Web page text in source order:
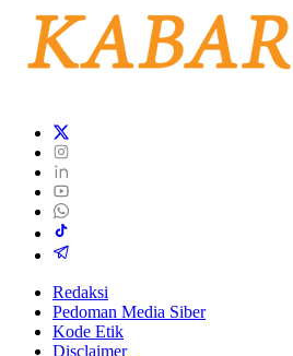
Redaksi
Pedoman Media Siber
Kode Etik
Disclaimer